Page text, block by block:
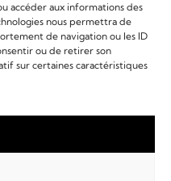
accéder aux informations des
nous permettra de
de navigation ou les ID
ou de retirer son
sur certaines caractéristiques